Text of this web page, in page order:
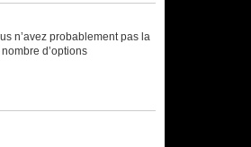
n’avez probablement pas la
d’options